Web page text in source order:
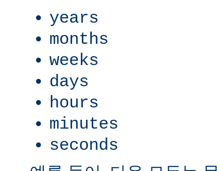
years
months
weeks
days
hours
minutes
seconds